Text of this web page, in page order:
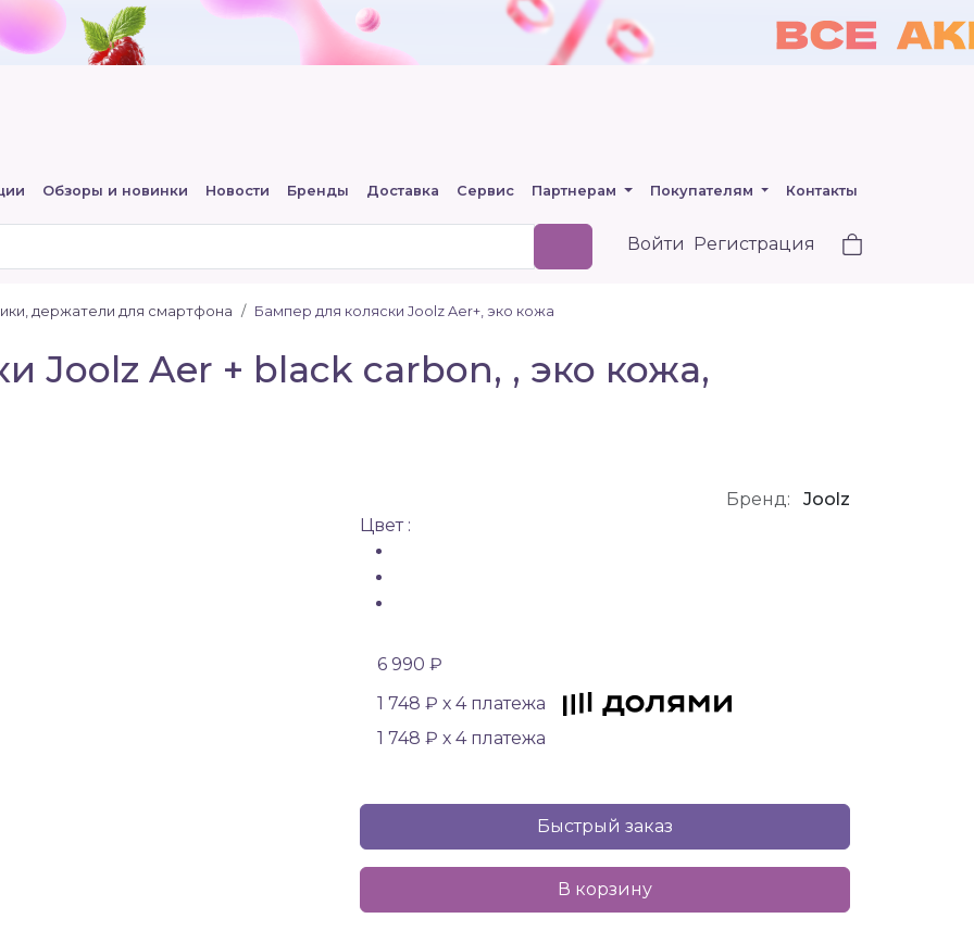
Обзоры и новинки Новости Бренды Доставка Сервис Партнерам Покупателям Контакты
Войти Регистрация
держатели для смартфона Бампер для коляски Joolz Aer+, эко кожа
Joolz Aer + black carbon, , эко кожа,
Бренд:
Joolz
Цвет :
6 990 ₽
1 748 ₽ х 4 платежа
1 748 ₽ х 4 платежа
Быстрый заказ
В корзину